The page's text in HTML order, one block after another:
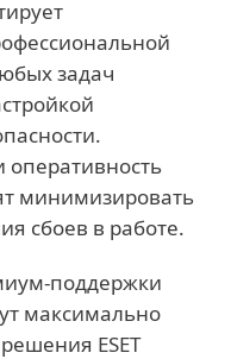
задач
минимизировать
сбоев в работе.
поддержки
максимально
ESET